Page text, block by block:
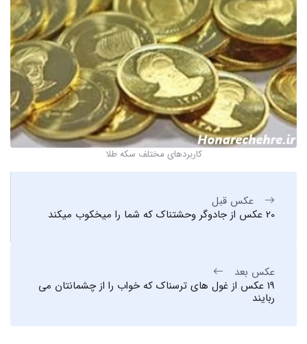
کاربردهای مختلف سکه طلا
عکس قبل
20 عکس از جادوگر وحشتناک که شما را میخکوب میکند
عکس بعد
19 عکس از غول های ترسناک که خواب را از چشمانتان می
ربایند